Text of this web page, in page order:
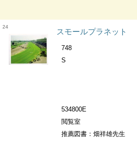
24
スモールプラネット
748
S
534800E
閲覧室
推薦図書：畑祥雄先生